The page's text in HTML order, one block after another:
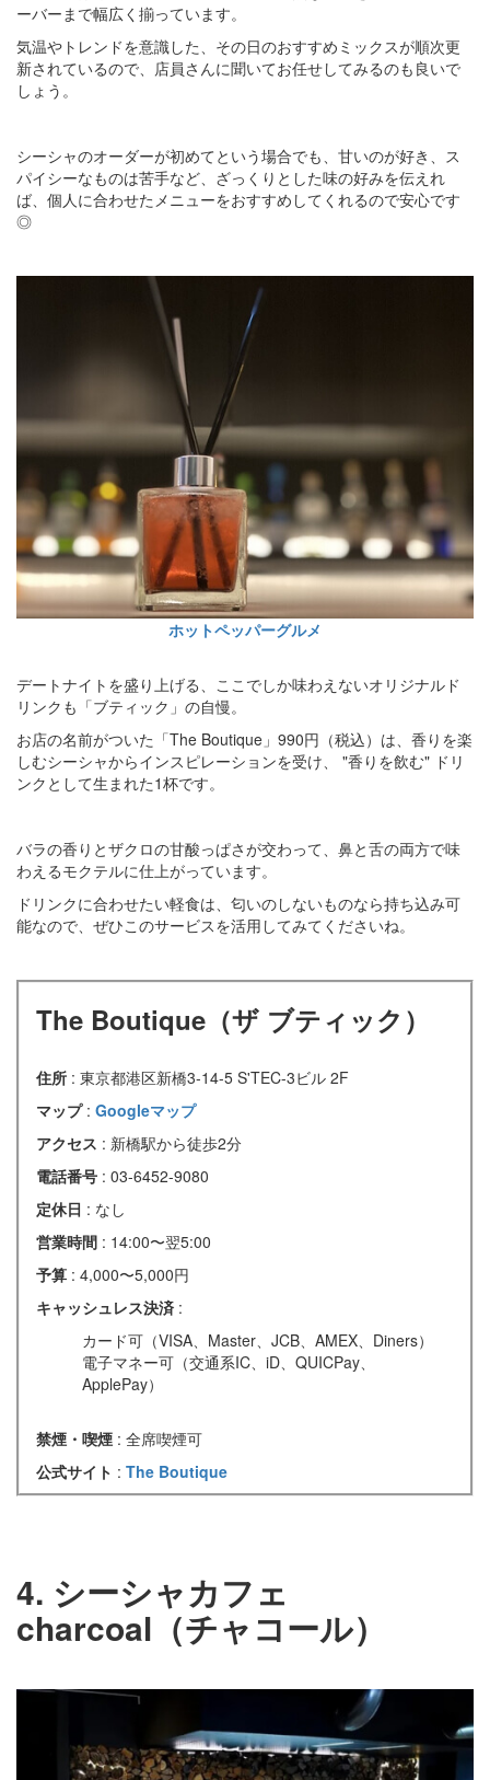
ーバーまで幅広く揃っています。
気温やトレンドを意識した、その日のおすすめミックスが順次更
新されているので、店員さんに聞いてお任せしてみるのも良いで
しょう。
シーシャのオーダーが初めてという場合でも、甘いのが好き、ス
パイシーなものは苦手など、ざっくりとした味の好みを伝えれ
ば、個人に合わせたメニューをおすすめしてくれるので安心です
◎
ホットペッパーグルメ
デートナイトを盛り上げる、ここでしか味わえないオリジナルド
リンクも「ブティック」の自慢。
お店の名前がついた「The Boutique」990円（税込）は、香りを楽
しむシーシャからインスピレーションを受け、 "香りを飲む" ドリ
ンクとして生まれた1杯です。
バラの香りとザクロの甘酸っぱさが交わって、鼻と舌の両方で味
わえるモクテルに仕上がっています。
ドリンクに合わせたい軽食は、匂いのしないものなら持ち込み可
能なので、ぜひこのサービスを活用してみてくださいね。
The Boutique（ザ ブティック）
住所 : 東京都港区新橋3-14-5 S'TEC-3ビル 2F
マップ : Googleマップ
アクセス : 新橋駅から徒歩2分
電話番号 : 03-6452-9080
定休日 : なし
営業時間 : 14:00〜翌5:00
予算 : 4,000〜5,000円
キャッシュレス決済 :
カード可（VISA、Master、JCB、AMEX、Diners）
電子マネー可（交通系IC、iD、QUICPay、
ApplePay）
禁煙・喫煙 : 全席喫煙可
公式サイト : The Boutique
4. シーシャカフェ
charcoal（チャコール）